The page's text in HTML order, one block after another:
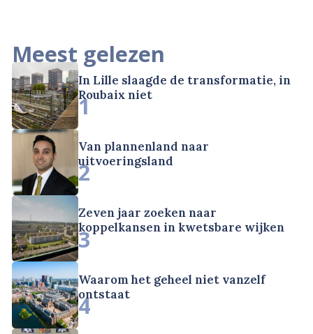
Meest gelezen
In Lille slaagde de transformatie, in
Roubaix niet
1
Van plannenland naar
uitvoeringsland
2
Zeven jaar zoeken naar
koppelkansen in kwetsbare wijken
3
Waarom het geheel niet vanzelf
ontstaat
4